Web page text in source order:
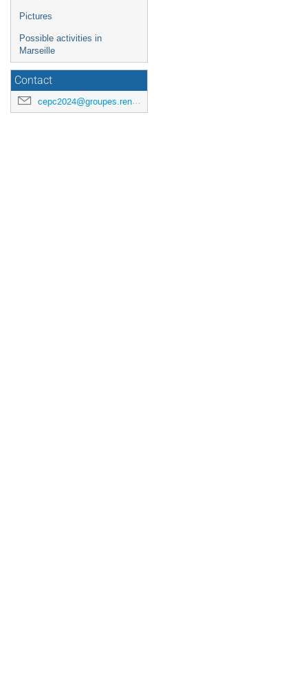
Pictures
Possible activities in
Marseille
Contact
cepc2024@groupes.renater.fr